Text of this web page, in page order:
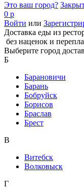
Это ваш город?
0 р
Войти или
Доставка еды из
без наценок и
Выберите город
Б
Барановичи
Барань
Бобруйск
Борисов
Браслав
Брест
В
Витебск
Волковыск
Г